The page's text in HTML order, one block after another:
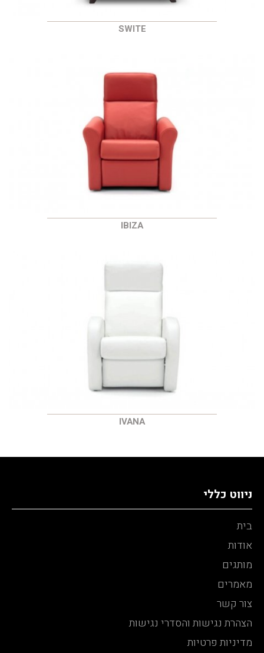
SWITE
IBIZA
IVANA
ניווט כללי
בית
אודות
מותגים
מאמרים
צור קשר
הצהרת נגישות והסדרי נגישות
מדיניות פרטיות